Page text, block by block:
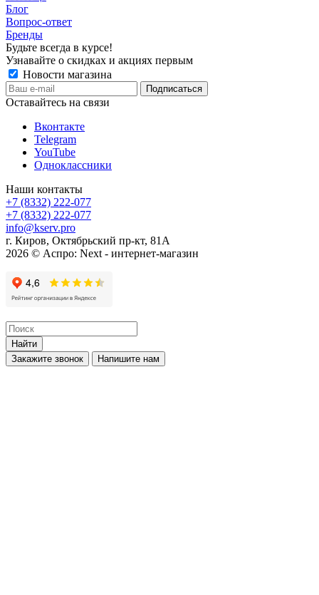
Блог
Вопрос-ответ
Бренды
Будьте всегда в курсе!
Узнавайте о скидках и акциях первым
Новости магазина
Оставайтесь на связи
Вконтакте
Telegram
YouTube
Одноклассники
Наши контакты
+7 (8332) 222-077
+7 (8332) 222-077
info@kserv.pro
г. Киров, Октябрьский пр-кт, 81А
2026 © Аспро: Next - интернет-магазин
Найти
Закажите звонок
Напишите нам